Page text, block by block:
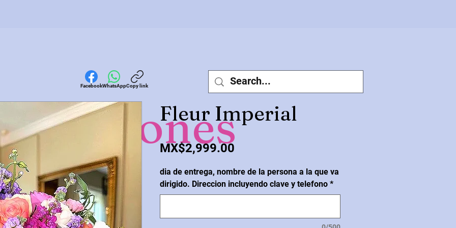
FacebookWhatsAppCopy link
Fleur Imperial
MX$2,999.00
dia de entrega, nombre de la persona a la que va
dirigido. Direccion incluyendo clave y telefono *